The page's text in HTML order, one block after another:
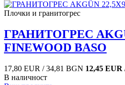
Плочки и гранитогрес
ГРАНИТОГРЕС
FINEWOOD BASO
17,80 EUR / 34,81 BGN 12,45 EUR
В наличност